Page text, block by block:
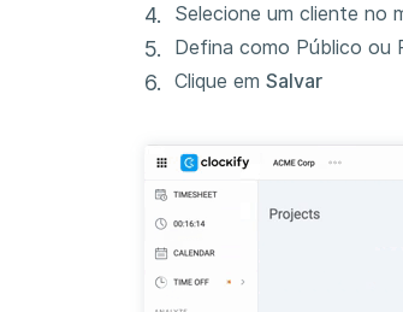
Selecione um cliente no
Defina como Público ou
Clique em Salvar